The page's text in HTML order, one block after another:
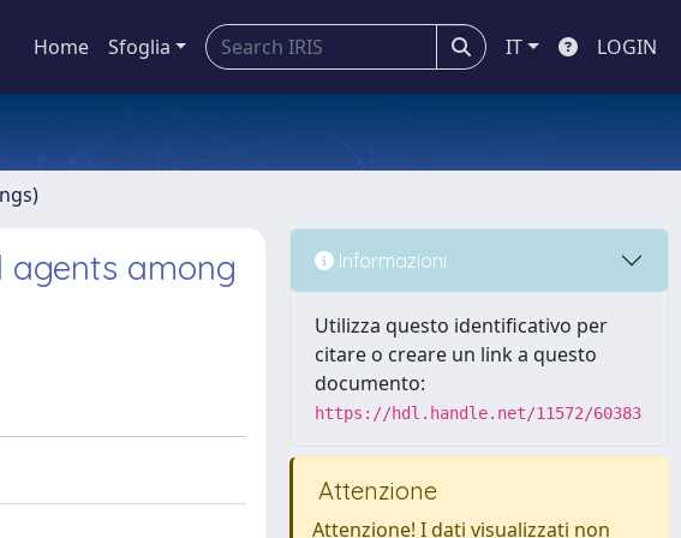
Home Sfoglia IT LOGIN
agents among
Informazioni
Utilizza questo identificativo per
citare o creare un link a questo
documento:
https://hdl.handle.net/11572/60383
Attenzione
Attenzione! I dati visualizzati non